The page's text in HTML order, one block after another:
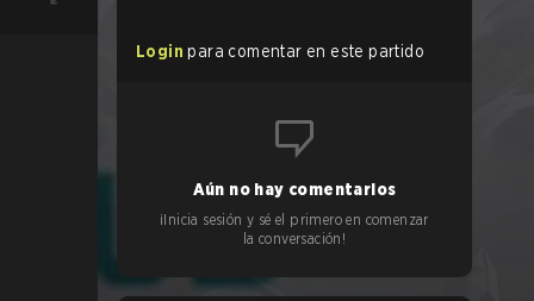
Login para comentar en este partido
Aún no hay comentarios
¡Inicia sesión y sé el primero en comenzar
la conversación!